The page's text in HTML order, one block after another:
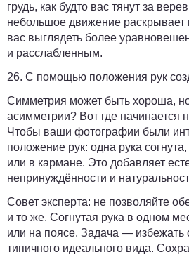
грудь, как будто вас тянут за
небольшое движение раскрывает
вас выглядеть более
и расслабленным.
26. С помощью положения рук
Симметрия может быть хороша, но
асимметрии? Вот где начинается
Чтобы ваши фотографии были
положение рук: одна рука
или в кармане. Это добавляет
непринуждённости и
Совет эксперта: не позволяйте
и то же. Согнутая рука в одном
или на поясе. Задача — избежать
типичного идеального вида.